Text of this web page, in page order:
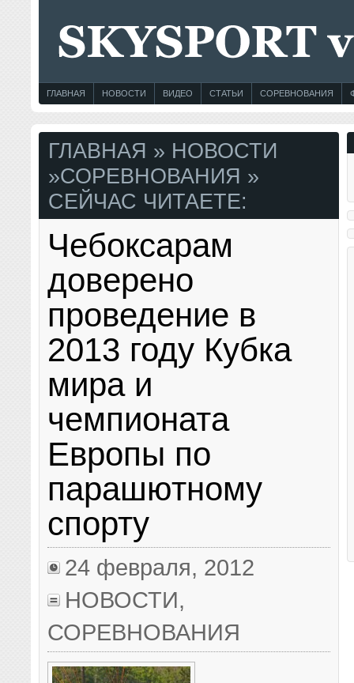
ГЛАВНАЯ НОВОСТИ ВИДЕО СТАТЬИ СОРЕВНОВАНИЯ
ГЛАВНАЯ » НОВОСТИ
»СОРЕВНОВАНИЯ »
СЕЙЧАС ЧИТАЕТЕ:
Чебоксарам
доверено
проведение в
2013 году Кубка
мира и
чемпионата
Европы по
парашютному
спорту
24 февраля, 2012
НОВОСТИ,
СОРЕВНОВАНИЯ